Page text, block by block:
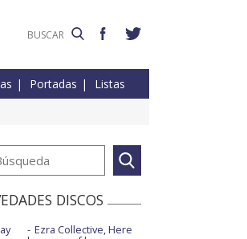
Portadas Listas
DISCOS
Ezra Collective, Here